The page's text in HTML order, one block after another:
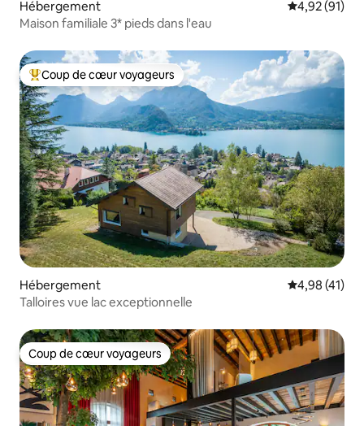
Hébergement Évaluation
4,92 (91)
Maison familiale 3* pieds dans l'eau
Coups de cœur voyageurs les plus appréciés
Coup de cœur voyageurs
Hébergement Évaluation
4,98 (41)
Talloires vue lac exceptionnelle
Coup de cœur voyageurs
Coup de cœur voyageurs